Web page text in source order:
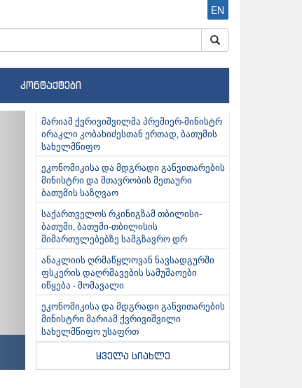
EN
კონტაქტები
მარიამ ქვრივიშვილმა პრემიერ-მინისტრ
ირაკლი კობახიძესთან ერთად, ბათუმის
სახელმწიფო
ეკონომიკისა და მდგრადი განვითარების
მინისტრი და მთავრობის მეთაური
ბათუმის საზღვაო
საქართველოს რკინიგზამ თბილისი-
ბათუმი, ბათუმი-თბილისის
მიმართულებებზე სამგზავრო დრ
ანაკლიის ღრმაწყლოვან ნავსადგურში
ფსკერის დაღრმავების სამუშაოები
იწყება - მომავალი
ეკონომიკისა და მდგრადი განვითარების
მინისტრი მარიამ ქვრივიშვილი
სახელმწიფო უსაფრთ
ყველა სიახლე